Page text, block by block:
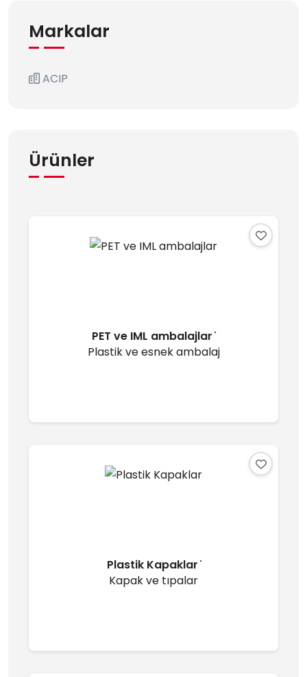
Markalar
ACIP
Ürünler
PET ve IML ambalajlar ̇
Plastik ve esnek ambalaj
Plastik Kapaklar ̇
Kapak ve tıpalar